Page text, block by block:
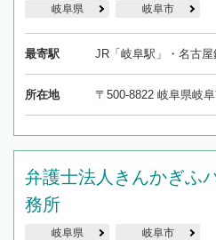
岐阜県 岐阜市
最寄駅 JR「岐阜駅」・名古
所在地 〒500-8822 岐阜県岐
弁護士法人きんかぎふ
務所
岐阜県 岐阜市